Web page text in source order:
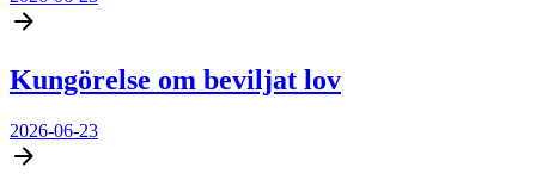
Kungörelse om beviljat lov
2026-06-23